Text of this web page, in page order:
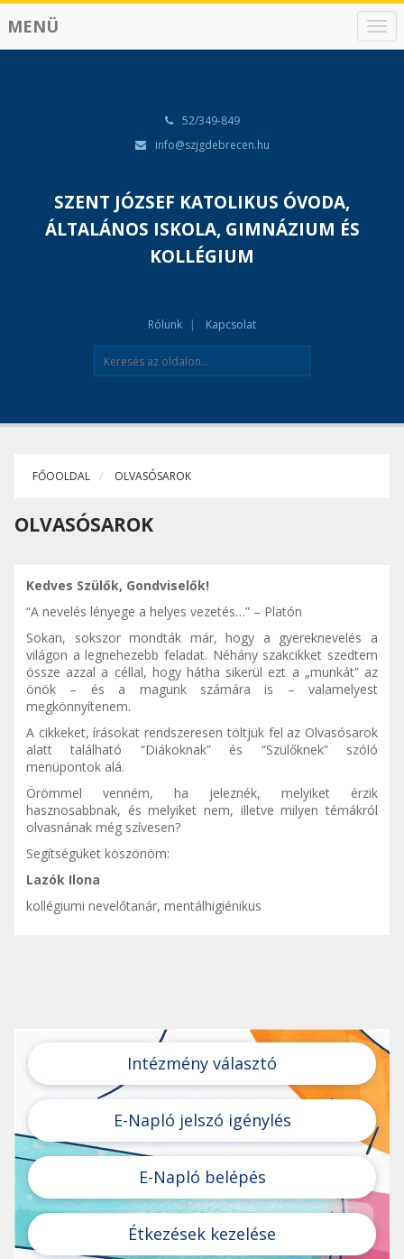
N
a
MENÜ
52/349-849
info@szjgdebrecen.hu
SZENT JÓZSEF KATOLIKUS ÓVODA,
ÁLTALÁNOS ISKOLA, GIMNÁZIUM ÉS
KOLLÉGIUM
Rólunk Kapcsolat
FŐOOLDAL OLVASÓSAROK
OLVASÓSAROK
Kedves Szülők, Gondviselők!
“A nevelés lényege a helyes vezetés…” – Platón
Sokan, sokszor mondták már, hogy a gyereknevelés a
világon a legnehezebb feladat. Néhány szakcikket szedtem
össze azzal a céllal, hogy hátha sikerül ezt a „munkát” az
önök – és a magunk számára is – valamelyest
megkönnyítenem.
A cikkeket, írásokat rendszeresen töltjük fel az Olvasósarok
alatt található “Diákoknak” és “Szülőknek” szóló
menüpontok alá.
Örömmel venném, ha jeleznék, melyiket érzik
hasznosabbnak, és melyiket nem, illetve milyen témákról
olvasnának még szívesen?
Segítségüket köszönöm:
Lazók Ilona
kollégiumi nevelőtanár, mentálhigiénikus
Intézmény választó
E-Napló jelszó igénylés
E-Napló belépés
Étkezések kezelése